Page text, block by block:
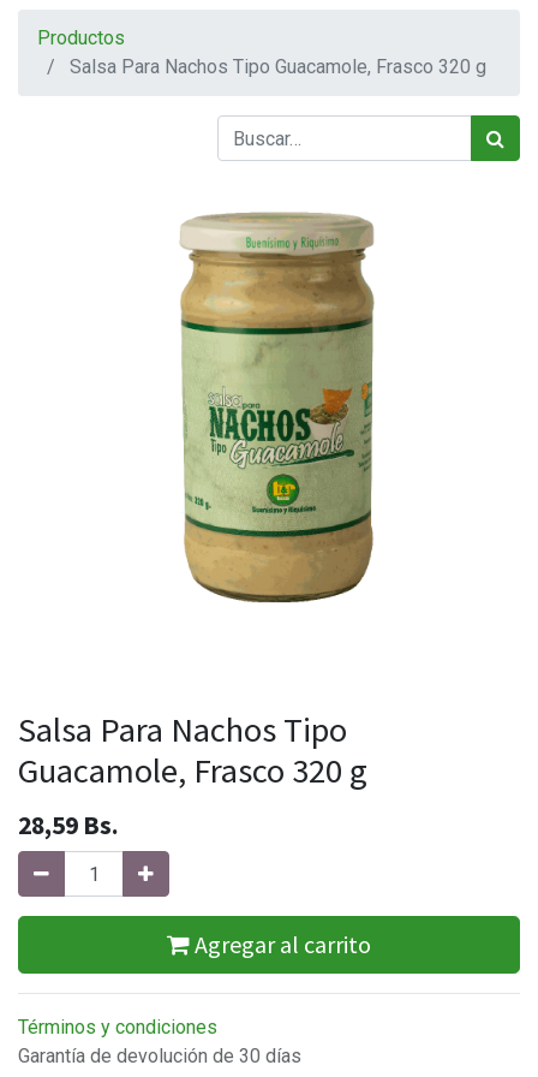
Productos
Salsa Para Nachos Tipo Guacamole, Frasco 320 g
Salsa Para Nachos Tipo
Guacamole, Frasco 320 g
28,59 Bs.
Agregar al carrito
Términos y condiciones
Garantía de devolución de 30 días